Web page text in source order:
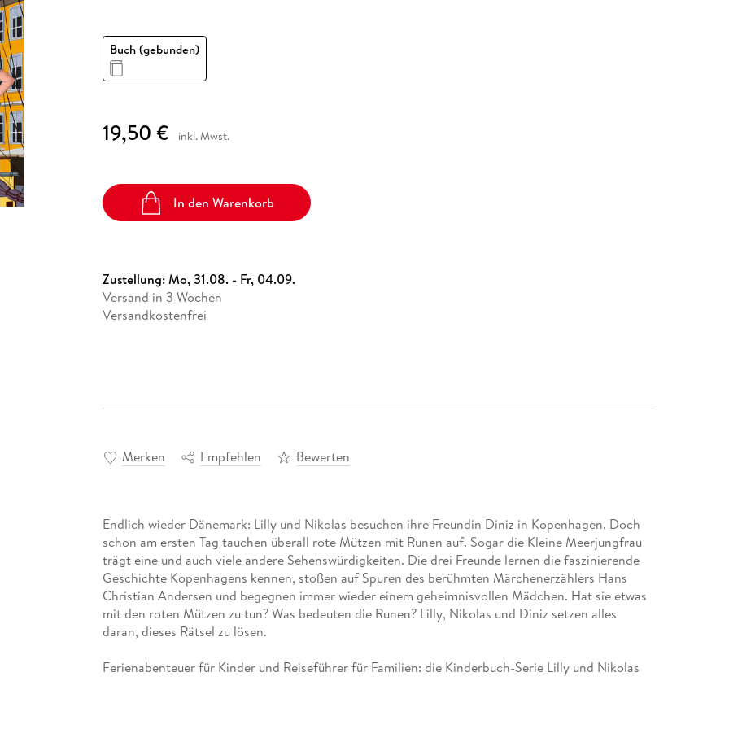
Lernhilfen
Science Fiction
Fremdsprachige Bücher
Buch (gebunden)
19,50 € inkl. Mwst.
In den Warenkorb
Zustellung:Mo, 31.08. - Fr, 04.09.
Versand in 3 Wochen
Versandkostenfrei
Merken Empfehlen Bewerten
Endlich wieder Dänemark: Lilly und Nikolas besuchen ihre Freundin Diniz in Kopenhagen. Doch
schon am ersten Tag tauchen überall rote Mützen mit Runen auf. Sogar die Kleine Meerjungfrau
trägt eine und auch viele andere Sehenswürdigkeiten. Die drei Freunde lernen die faszinierende
Geschichte Kopenhagens kennen, stoßen auf Spuren des berühmten Märchenerzählers Hans
Christian Andersen und begegnen immer wieder einem geheimnisvollen Mädchen. Hat sie etwas
mit den roten Mützen zu tun? Was bedeuten die Runen? Lilly, Nikolas und Diniz setzen alles
daran, dieses Rätsel zu lösen.
Ferienabenteuer für Kinder und Reiseführer für Familien: die Kinderbuch-Serie Lilly und Nikolas